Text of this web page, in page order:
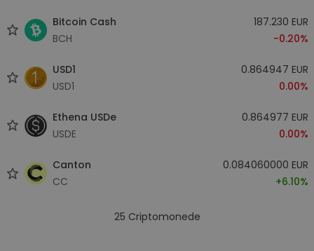
Bitcoin Cash
BCH
187.230 EUR
-0.20%
USD1
USD1
0.864947 EUR
0.00%
Ethena USDe
USDE
0.864977 EUR
0.00%
Canton
CC
0.084060000 EUR
+6.10%
25 Criptomonede